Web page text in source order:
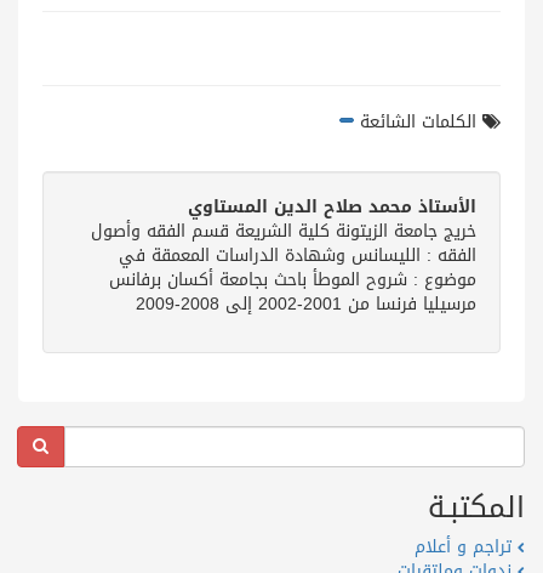
الكلمات الشائعة
الأستاذ محمد صلاح الدين المستاوي
خريج جامعة الزيتونة كلية الشريعة قسم الفقه وأصول
الفقه : الليسانس وشهادة الدراسات المعمقة في
موضوع : شروح الموطأ باحث بجامعة أكسان برفانس
مرسيليا فرنسا من 2001-2002 إلى 2008-2009
المكتبـة
تراجم و أعلام